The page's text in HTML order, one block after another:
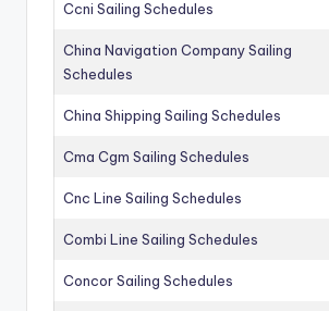
Ccni Sailing Schedules
China Navigation Company Sailing
Schedules
China Shipping Sailing Schedules
Cma Cgm Sailing Schedules
Cnc Line Sailing Schedules
Combi Line Sailing Schedules
Concor Sailing Schedules